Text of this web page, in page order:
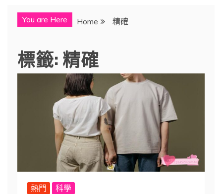
You are Here Home 精確
標籤:精確
熱門 科學